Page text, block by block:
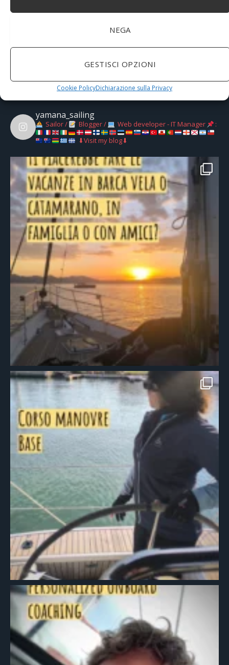
NEGA
GESTISCI OPZIONI
Cookie PolicyDichiarazione sulla Privacy
Starlink in barca a vela: la rivoluzione della
06/03/2025
Onda lunga o corta? Ecco come valutare lo stato
del mare
yamana_sailing
Sailor / Blogger / Web developer - IT Manager
:
⬇Visit my blog⬇